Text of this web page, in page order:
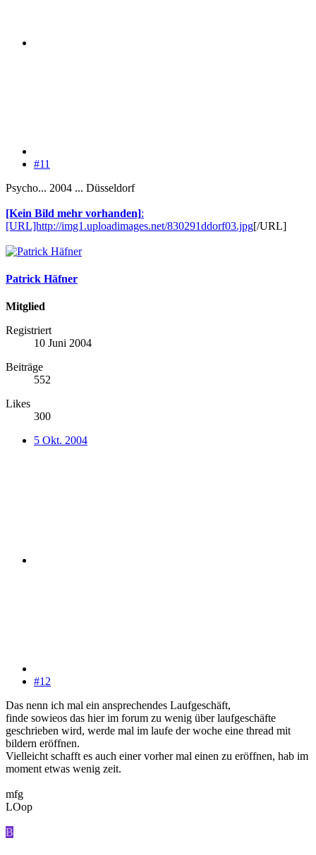
#11
Psycho... 2004 ... Düsseldorf
[Kein Bild mehr vorhanden]:
[URL]http://img1.uploadimages.net/830291ddorf03.jpg[/URL]
Patrick Häfner
Mitglied
Registriert
10 Juni 2004
Beiträge
552
Likes
300
5 Okt. 2004
#12
Das nenn ich mal ein ansprechendes Laufgeschäft,
finde sowieos das hier im forum zu wenig über laufgeschäfte
geschrieben wird, werde mal im laufe der woche eine thread mit
bildern eröffnen.
Vielleicht schafft es auch einer vorher mal einen zu eröffnen, hab im
moment etwas wenig zeit.
mfg
LOop
B